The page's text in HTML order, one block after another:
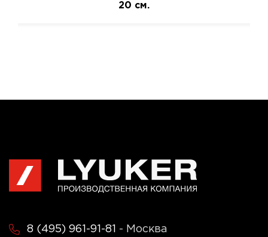
20 см.
8 (495) 961-91-81 - Москва